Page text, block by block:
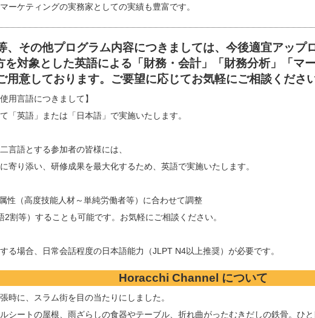
ーケティングの実務家としての実績も豊富です。
その他プログラム内容につきましては、今後適宜アップ
対象とした英語による「財務・会計」「財務分析」「マ
用意しております。ご要望に応じてお気軽にご相談ください
用言語につきまして】
「英語」または「日本語」で実施いたします。
言語とする参加者の皆様には、
寄り添い、研修成果を最大化するため、英語で実施いたします。
性（高度技能人材～単純労働者等）に合わせて調整
2割等）することも可能です。お気軽にご相談ください。
る場合、日常会話程度の日本語能力（JLPT N4以上推奨）が必要です。
Horacchi Channel について
時に、スラム街を目の当たりにしました。
シートの屋根、雨ざらしの食器やテーブル、折れ曲がったむきだしの鉄骨。ひ